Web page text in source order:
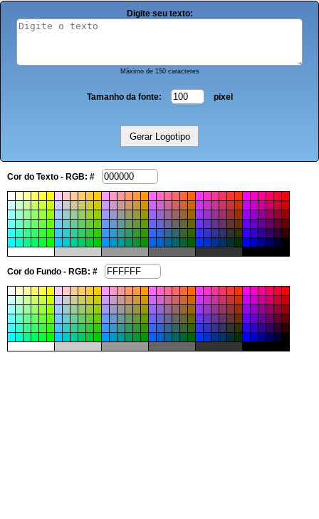
Digite seu texto:
Máximo de 150 caracteres
Tamanho da fonte: pixel
Cor do Texto - RGB: #
Cor do Fundo - RGB: #